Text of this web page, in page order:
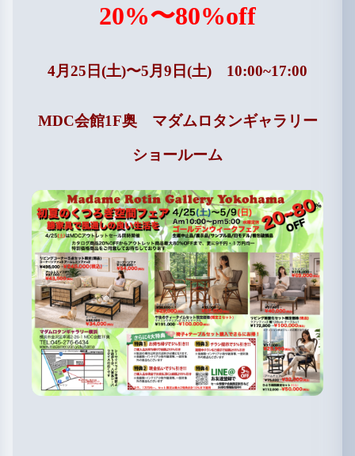
20%〜80%off
4月25日(土)〜5月9日(土) 10:00~17:00
MDC会館1F奥 マダムロタンギャラリー
ショールーム